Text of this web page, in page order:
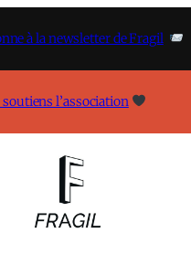
à la newsletter de Fragil
soutiens l’association